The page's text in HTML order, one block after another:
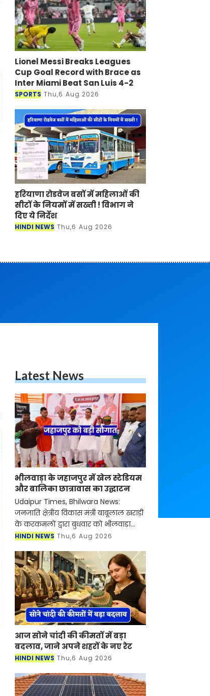
Lionel Messi Breaks Leagues
Cup Goal Record with Brace as
Inter Miami Beat San Luis 4-2
SPORTS Thu,6 Aug 2026
हरियाणा रोडवेज बसों में महिलाओं की
सीटों के नियमों में सख्ती ! विभाग ने
दिए ये निर्देश
HINDI NEWS Thu,6 Aug 2026
Latest News
भीलवाड़ा के जहाजपुर में खेल स्टेडियम
और बालिका छात्रावास का उद्घाटन
Udaipur Times, Bhilwara News:
जनजाति क्षेत्रीय विकास मंत्री बाबूलाल खराड़ी
के करकमलों द्वारा बुधवार को भीलवाड़ा
जिले के जहाजपुर में विभिन्न विकास कार्यों
इस अवसर पर
HINDI NEWS Thu,6 Aug 2026
आज सोने चांदी की कीमतों में बड़ा
बदलाव, जाने अपने शहरों के नए रेट
HINDI NEWS Thu,6 Aug 2026